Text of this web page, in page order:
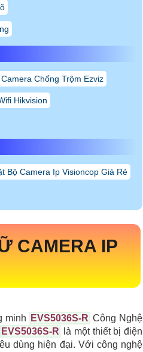
Chống Trộm Ezviz
Hikvision
Bộ Camera Ip Visioncop Giá Rẻ
CAMERA IP
minh EVS5036S-R Công Nghệ
EVS5036S-R
là một thiết bị điện
dùng hiện đại. Với công nghệ